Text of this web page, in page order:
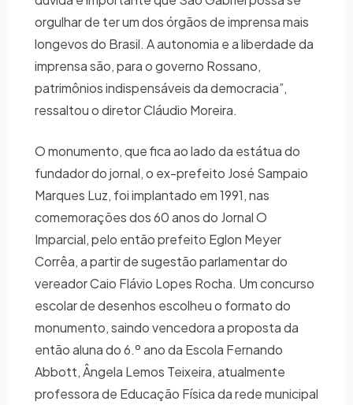
orgulhar de ter um dos órgãos de imprensa mais
longevos do Brasil. A autonomia e a liberdade da
imprensa são, para o governo Rossano,
patrimônios indispensáveis da democracia”,
ressaltou o diretor Cláudio Moreira.
O monumento, que fica ao lado da estátua do
fundador do jornal, o ex-prefeito José Sampaio
Marques Luz, foi implantado em 1991, nas
comemorações dos 60 anos do Jornal O
Imparcial, pelo então prefeito Eglon Meyer
Corrêa, a partir de sugestão parlamentar do
vereador Caio Flávio Lopes Rocha. Um concurso
escolar de desenhos escolheu o formato do
monumento, saindo vencedora a proposta da
então aluna do 6.º ano da Escola Fernando
Abbott, Ângela Lemos Teixeira, atualmente
professora de Educação Física da rede municipal